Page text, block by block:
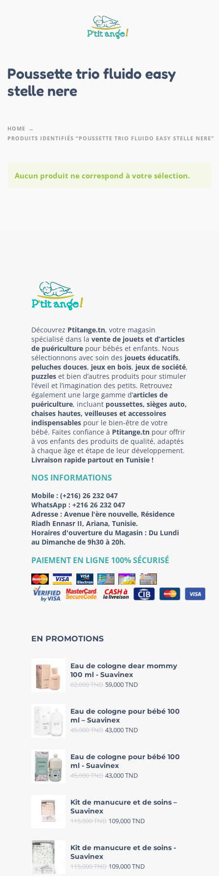
Poussette trio fluido easy
stelle nere
HOME
PRODUITS IDENTIFIÉS “POUSSETTE TRIO FLUIDO EASY STELLE NERE”
Aucun produit ne correspond à votre sélection.
Découvrez Ptitange.tn, votre magasin
spécialisé dans la vente de jouets et d’articles
de puériculture pour bébés et enfants. Nous
sélectionnons avec soin des jouets éducatifs,
peluches douces, jeux en bois, jeux de société,
puzzles et bien d’autres produits pour stimuler
l’éveil et l’imagination des petits. Retrouvez
également une large gamme d’articles de
puériculture, incluant poussettes, sièges auto,
chaises hautes, veilleuses et accessoires
indispensables pour le bien-être de votre
bébé. Faites confiance à Ptitange.tn pour offrir
à vos enfants des produits de qualité, adaptés
à chaque âge et étape de leur développement.
Livraison rapide partout en Tunisie !
NOS INFORMATIONS
Mobile : (+216) 26 232 047
WhatsApp : +216 26 232 047
Adresse : Avenue l'ère nouvelle, Résidence
Riadh Ennasr II, Ariana, Tunisie.
Horaires d'ouverture du Magasin : Du Lundi
au Dimanche de 9h30 à 20h.
PAIEMENT EN LIGNE 100% SÉCURISÉ
EN PROMOTIONS
Eau de cologne dear mommy
100 ml - Suavinex
62,000TND 59,000TND
Eau de cologne pour bébé 100
ml – Suavinex
45,000TND 43,000TND
Eau de cologne pour bébé 100
ml - Suavinex
45,000TND 43,000TND
Kit de manucure et de soins –
Suavinex
115,000TND 109,000TND
Kit de manucure et de soins -
Suavinex
115,000TND 109,000TND